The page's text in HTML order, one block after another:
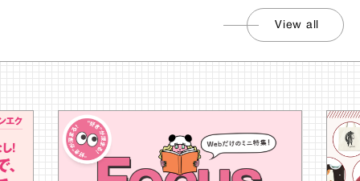
View all